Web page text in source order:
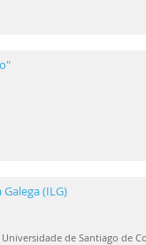
(ILG)
de Santiago de